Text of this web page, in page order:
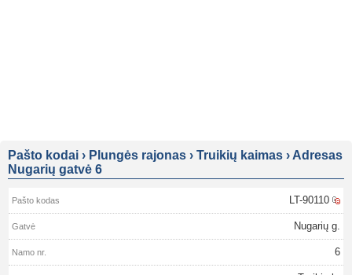
Pašto kodai › Plungės rajonas › Truikių kaimas › Adresas
Nugarių gatvė 6
LT-90110
Nugarių g.
6